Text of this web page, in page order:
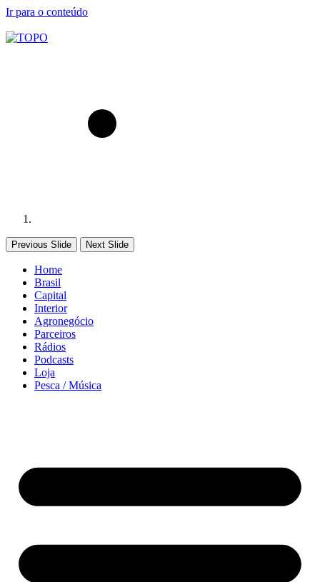
Ir para o conteúdo
Previous Slide Next Slide
Home
Brasil
Capital
Interior
Agronegócio
Parceiros
Rádios
Podcasts
Loja
Pesca / Música